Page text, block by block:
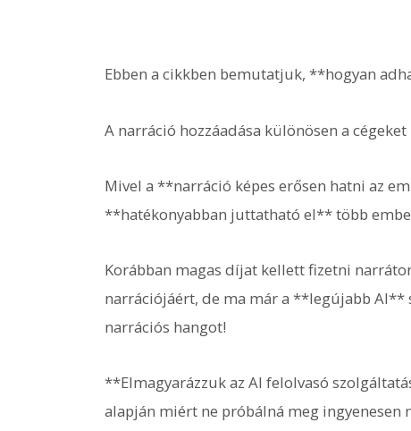
Ebben a cikkben bemutatjuk, **hogyan
A narráció hozzáadása különösen a
Mivel a **narráció képes erősen hatni az
**hatékonyabban juttatható el** több
Korábban magas díjat kellett fizetni
narrációjáért, de ma már a **legújabb
narrációs hangot!
**Elmagyarázzuk az AI felolvasó
alapján miért ne próbálná meg